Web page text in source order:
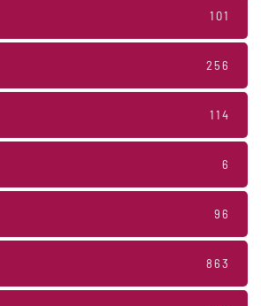
101
256
114
6
96
863